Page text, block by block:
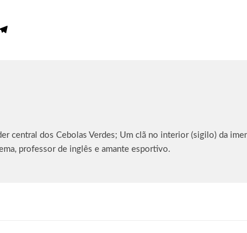
central dos Cebolas Verdes; Um clã no interior (sigilo) da
professor de inglês e amante esportivo.